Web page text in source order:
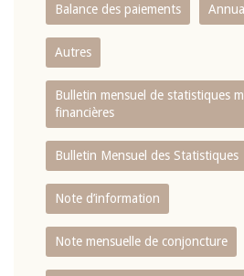
Balance des paiements
Autres
Bulletin mensuel de statistiques
financières
Bulletin Mensuel des Statistiques
Note d’information
Note mensuelle de conjoncture